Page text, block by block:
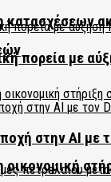
πορεία με
στην AI με